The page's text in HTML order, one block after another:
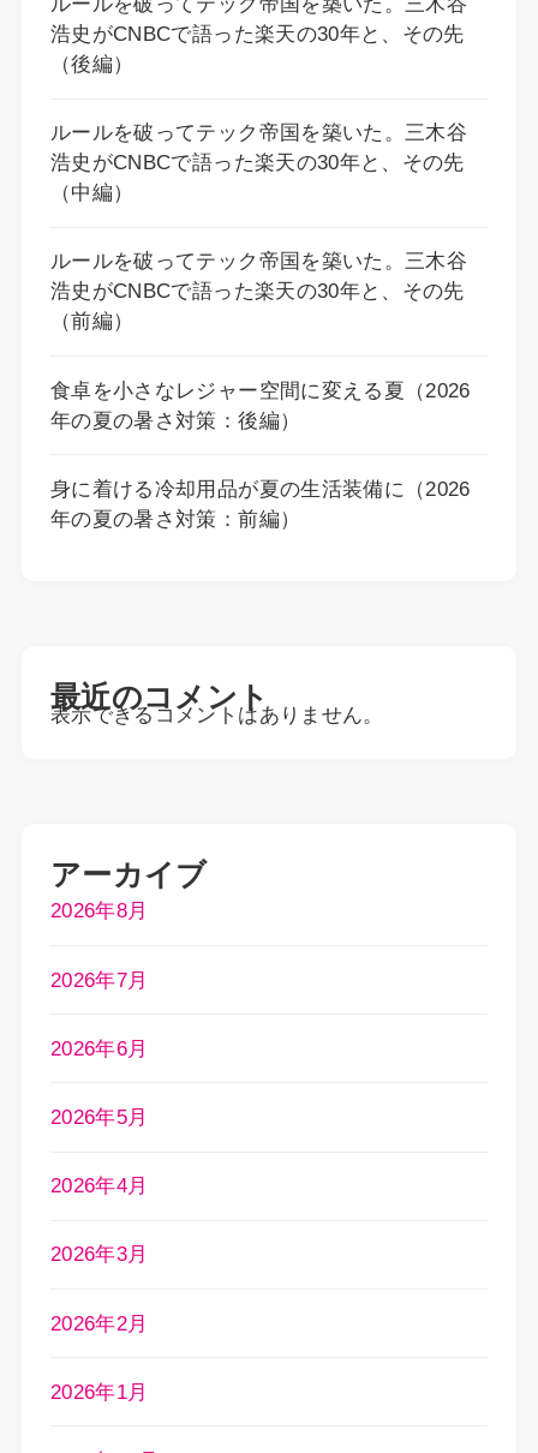
浩史がCNBCで語った楽天の30年と、その先
（後編）
ルールを破ってテック帝国を築いた。三木谷
浩史がCNBCで語った楽天の30年と、その先
（中編）
ルールを破ってテック帝国を築いた。三木谷
浩史がCNBCで語った楽天の30年と、その先
（前編）
食卓を小さなレジャー空間に変える夏（2026
年の夏の暑さ対策：後編）
身に着ける冷却用品が夏の生活装備に（2026
年の夏の暑さ対策：前編）
最近のコメント
表示できるコメントはありません。
アーカイブ
2026年8月
2026年7月
2026年6月
2026年5月
2026年4月
2026年3月
2026年2月
2026年1月